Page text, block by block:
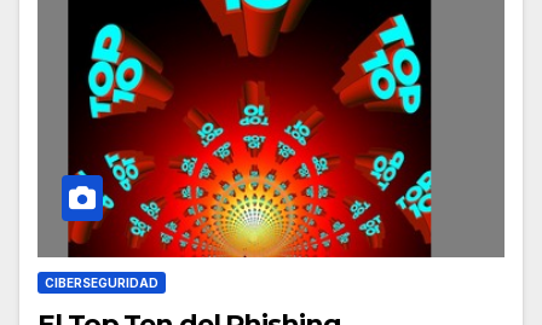
CIBERSEGURIDAD